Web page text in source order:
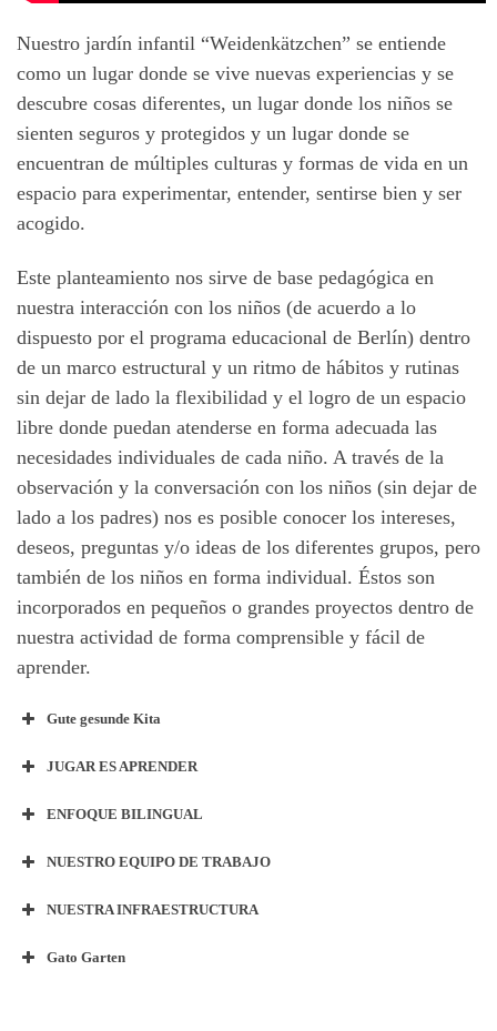
Nuestro jardín infantil “Weidenkätzchen” se entiende
como un lugar donde se vive nuevas experiencias y se
descubre cosas diferentes, un lugar donde los niños se
sienten seguros y protegidos y un lugar donde se
encuentran de múltiples culturas y formas de vida en un
espacio para experimentar, entender, sentirse bien y ser
acogido.
Este planteamiento nos sirve de base pedagógica en
nuestra interacción con los niños (de acuerdo a lo
dispuesto por el programa educacional de Berlín) dentro
de un marco estructural y un ritmo de hábitos y rutinas
sin dejar de lado la flexibilidad y el logro de un espacio
libre donde puedan atenderse en forma adecuada las
necesidades individuales de cada niño. A través de la
observación y la conversación con los niños (sin dejar de
lado a los padres) nos es posible conocer los intereses,
deseos, preguntas y/o ideas de los diferentes grupos, pero
también de los niños en forma individual. Éstos son
incorporados en pequeños o grandes proyectos dentro de
nuestra actividad de forma comprensible y fácil de
aprender.
Gute gesunde Kita
JUGAR ES APRENDER
ENFOQUE BILINGUAL
NUESTRO EQUIPO DE TRABAJO
NUESTRA INFRAESTRUCTURA
Gato Garten